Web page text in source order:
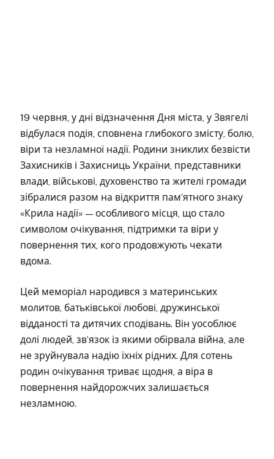
19 червня, у дні відзначення Дня міста, у Звягелі
відбулася подія, сповнена глибокого змісту, болю,
віри та незламної надії. Родини зниклих безвісти
Захисників і Захисниць України, представники
влади, військові, духовенство та жителі громади
зібралися разом на відкриття пам’ятного знаку
«Крила надії» — особливого місця, що стало
символом очікування, підтримки та віри у
повернення тих, кого продовжують чекати
вдома.
Цей меморіал народився з материнських
молитов, батьківської любові, дружинської
відданості та дитячих сподівань. Він уособлює
долі людей, зв’язок із якими обірвала війна, але
не зруйнувала надію їхніх рідних. Для сотень
родин очікування триває щодня, а віра в
повернення найдорожчих залишається
незламною.